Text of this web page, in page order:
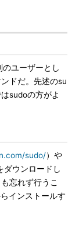
ユーザーとし
ドだ。先述のsu
sudoの方がよ
sudo/）や
ダウンロードし
忘れず行うこ
インストールす